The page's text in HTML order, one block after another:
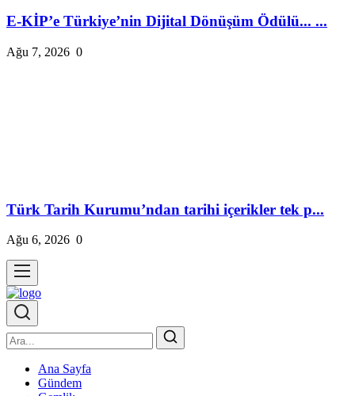
E-KİP’e Türkiye’nin Dijital Dönüşüm Ödülü... ...
Ağu 7, 2026 0
Türk Tarih Kurumu’ndan tarihi içerikler tek p...
Ağu 6, 2026 0
Ana Sayfa
Gündem